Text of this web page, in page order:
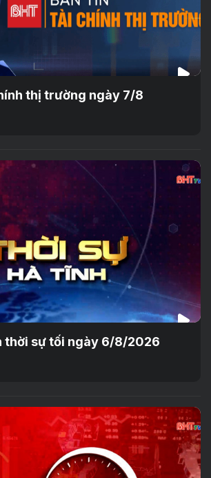
thị trường ngày 7/8
thời sự tối ngày 6/8/2026